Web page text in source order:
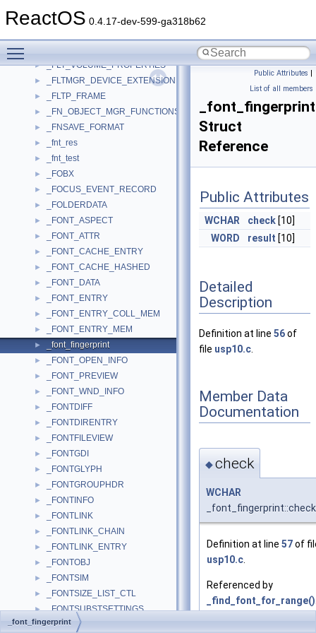
ReactOS 0.4.17-dev-599-ga318b62
► _FLT_TAG_DATA_BUFFER
► _FLT_VOLUME_PROPERTIES
► _FLTMGR_DEVICE_EXTENSION
► _FLTP_FRAME
► _FN_OBJECT_MGR_FUNCTIONS
► _FNSAVE_FORMAT
► _fnt_res
► _fnt_test
► _FOBX
► _FOCUS_EVENT_RECORD
► _FOLDERDATA
► _FONT_ASPECT
► _FONT_ATTR
► _FONT_CACHE_ENTRY
► _FONT_CACHE_HASHED
► _FONT_DATA
► _FONT_ENTRY
► _FONT_ENTRY_COLL_MEM
► _FONT_ENTRY_MEM
► _font_fingerprint
► _FONT_OPEN_INFO
► _FONT_PREVIEW
► _FONT_WND_INFO
► _FONTDIFF
► _FONTDIRENTRY
► _FONTFILEVIEW
► _FONTGDI
► _FONTGLYPH
► _FONTGROUPHDR
► _FONTINFO
► _FONTLINK
► _FONTLINK_CHAIN
► _FONTLINK_ENTRY
► _FONTOBJ
► _FONTSIM
► _FONTSIZE_LIST_CTL
► _FONTSUBSTSETTINGS
► _FOR_CONTEXT
Public Attributes |
List of all members
_font_fingerprint
Struct
Reference
Public Attributes
WCHAR check [10]
WORD
result [10]
Detailed
Description
Definition at line 56of
file usp10.c
Member Data
Documentation
◆check
WCHAR
Definition at line 57of
usp10.c
Referenced by
_find_font_for_range()
_font_fingerprint